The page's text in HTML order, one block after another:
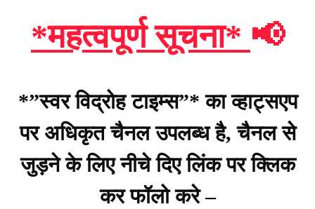
*महत्वपूर्ण सूचना* 📢
*”स्वर विद्रोह टाइम्स”* का व्हाट्सएप
पर अधिकृत चैनल उपलब्ध है, चैनल से
जुड़ने के लिए नीचे दिए लिंक पर क्लिक
कर फॉलो करे –